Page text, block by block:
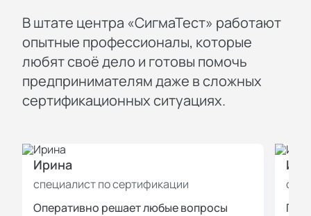
В штате центра «СигмаТест» работают
опытные профессионалы, которые
любят своё дело и готовы помочь
предпринимателям даже в сложных
сертификационных ситуациях.
Ирина
специалист по сертификации
Оперативно решает любые вопросы